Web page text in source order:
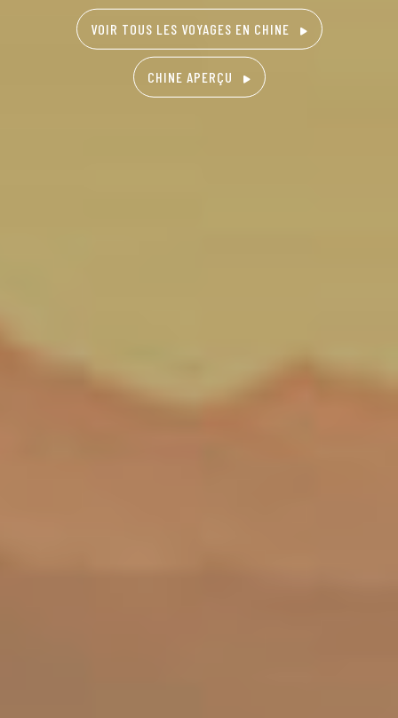
VOIR TOUS LES VOYAGES EN CHINE
CHINE APERÇU